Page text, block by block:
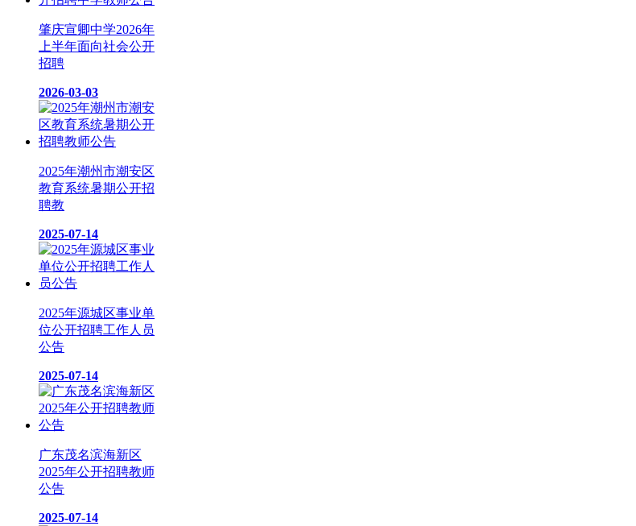
肇庆宣卿中学2026年
上半年面向社会公开
招聘
2026-03-03
2025年潮州市潮安区
教育系统暑期公开招
聘教
2025-07-14
2025年源城区事业单
位公开招聘工作人员
公告
2025-07-14
广东茂名滨海新区
2025年公开招聘教师
公告
2025-07-14